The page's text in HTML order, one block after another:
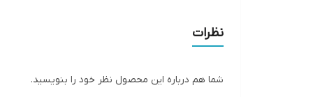
گارانتی
نظرات
شما هم درباره این محصول نظر خود را بنویسید.